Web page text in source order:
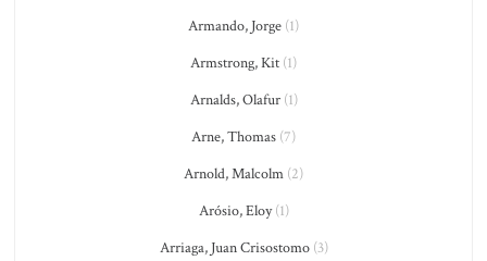
Armando, Jorge (1)
Armstrong, Kit (1)
Arnalds, Olafur(1)
Arne, Thomas (7)
Arnold, Malcolm (2)
Arósio, Eloy(1)
Arriaga, Juan Crisostomo(3)